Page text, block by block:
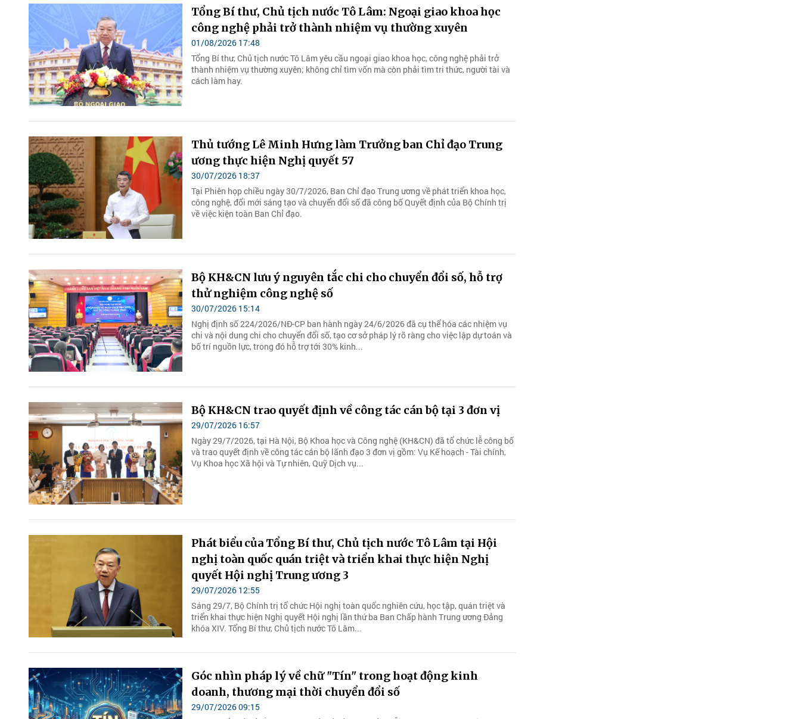
Tổng Bí thư, Chủ tịch nước Tô Lâm: Ngoại giao khoa học
công nghệ phải trở thành nhiệm vụ thường xuyên
01/08/2026 17:48
Tổng Bí thư, Chủ tịch nước Tô Lâm yêu cầu ngoại giao khoa học, công nghệ phải trở
thành nhiệm vụ thường xuyên; không chỉ tìm vốn mà còn phải tìm tri thức, người tài và
cách làm hay.
Thủ tướng Lê Minh Hưng làm Trưởng ban Chỉ đạo Trung
ương thực hiện Nghị quyết 57
30/07/2026 18:37
Tại Phiên họp chiều ngày 30/7/2026, Ban Chỉ đạo Trung ương về phát triển khoa học,
công nghệ, đổi mới sáng tạo và chuyển đổi số đã công bố Quyết định của Bộ Chính trị
về việc kiện toàn Ban Chỉ đạo.
Bộ KH&CN lưu ý nguyên tắc chi cho chuyển đổi số, hỗ trợ
thử nghiệm công nghệ số
30/07/2026 15:14
Nghị định số 224/2026/NĐ-CP ban hành ngày 24/6/2026 đã cụ thể hóa các nhiệm vụ
chi và nội dung chi cho chuyển đổi số, tạo cơ sở pháp lý rõ ràng cho việc lập dự toán và
bố trí nguồn lực, trong đó hỗ trợ tới 30% kinh...
Bộ KH&CN trao quyết định về công tác cán bộ tại 3 đơn vị
29/07/2026 16:57
Ngày 29/7/2026, tại Hà Nội, Bộ Khoa học và Công nghệ (KH&CN) đã tổ chức lễ công bố
và trao quyết định về công tác cán bộ lãnh đạo 3 đơn vị gồm: Vụ Kế hoạch - Tài chính,
Vụ Khoa học Xã hội và Tự nhiên, Quỹ Dịch vụ...
Phát biểu của Tổng Bí thư, Chủ tịch nước Tô Lâm tại Hội
nghị toàn quốc quán triệt và triển khai thực hiện Nghị
quyết Hội nghị Trung ương 3
29/07/2026 12:55
Sáng 29/7, Bộ Chính trị tổ chức Hội nghị toàn quốc nghiên cứu, học tập, quán triệt và
triển khai thực hiện Nghị quyết Hội nghị lần thứ ba Ban Chấp hành Trung ương Đảng
khóa XIV. Tổng Bí thư, Chủ tịch nước Tô Lâm...
Góc nhìn pháp lý về chữ "Tín" trong hoạt động kinh
doanh, thương mại thời chuyển đổi số
29/07/2026 09:15